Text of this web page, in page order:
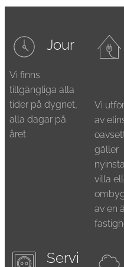
Jour
Vi finns
tillgängliga alla
tider på dygnet,
alla dagar på
året.
Vi
av
gäller
villa
av en
Servi